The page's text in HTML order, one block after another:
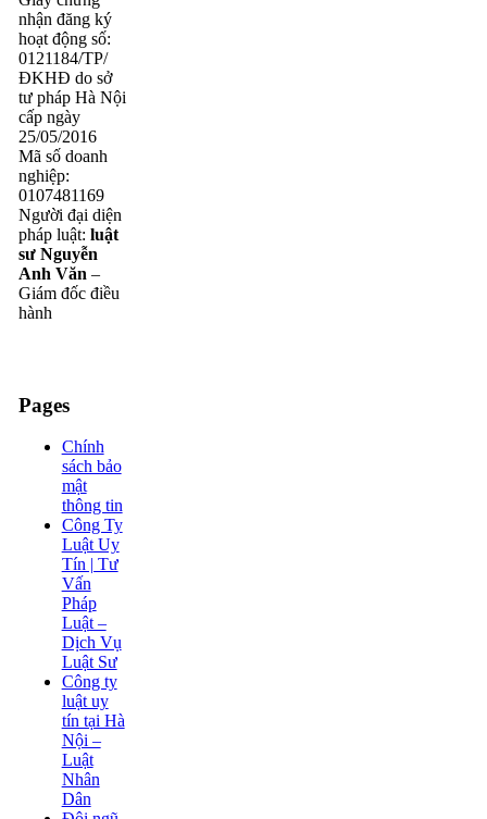
nhận đăng ký
hoạt động số:
0121184/TP/
ĐKHĐ do sở
tư pháp Hà Nội
cấp ngày
25/05/2016
Mã số doanh
nghiệp:
0107481169
Người đại diện
pháp luật: luật
sư Nguyễn
Anh Văn –
Giám đốc điều
hành
Pages
Chính
sách bảo
mật
thông tin
Công Ty
Luật Uy
Tín | Tư
Vấn
Pháp
Luật –
Dịch Vụ
Luật Sư
Công ty
luật uy
tín tại Hà
Nội –
Luật
Nhân
Dân